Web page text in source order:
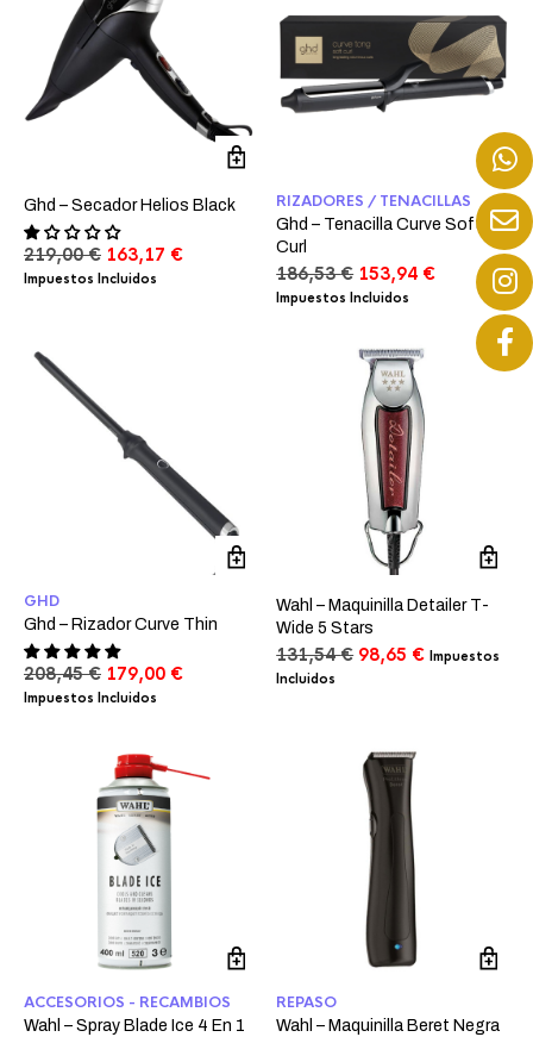
Ghd – Secador Helios Black
219,00€ El
precio
163,17 €El
Impuestos Incluidos
RIZADORES / TENACILLAS
Ghd – Tenacilla Curve Soft
Curl
186,53€ El
precio
186,53 €.
153,94 €El
precio
actual
153,94 €.
Impuestos Incluidos
GHD
Ghd – Rizador Curve Thin
208,45€ El
precio
208,45 €.
179,00 €El
Impuestos Incluidos
Wahl – Maquinilla Detailer T-
Wide 5 Stars
131,54€ El
98,65 €ElImpuestos
Incluidos
ACCESORIOS - RECAMBIOS
Wahl – Spray Blade Ice 4 En 1
REPASO
Wahl – Maquinilla Beret Negra